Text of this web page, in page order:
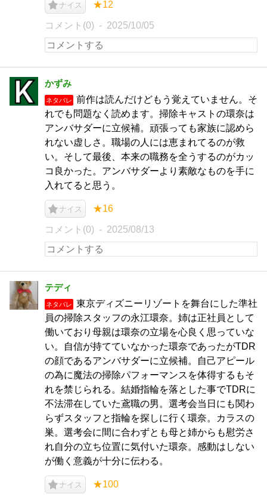
ナイス ★12
コメント(0) 2025/10/05
かずみ
ネタバレ
前作は読んだけどもう覚えていません。そ
れでも問題なく読めます。掃除キャストの環奈は
アンバサダーに立候補。頑張っても家族に認めら
れない虚しさ。職場の人には恵まれてるのが救
い。そして最後、本来の職務を全うするのがカッ
コ良かった。アンバサダーより素敵なものを手に
入れてると思う。
ナイス ★16
コメント(0) 2025/08/13
テディ
ネタバレ
東京ディズニーリゾートを舞台にした準社
員の掃除スタッフの永江環奈。姉は正社員として
働いており母親は環奈の立場を心良く思っていな
い。自信が持てていなかった環奈であったがTDR
の顔であるアンバサダーに立候補。自己アピール
の為に魔法の掃除パフォーマンスを体得するもそ
れを禁じられる。結婚指輪を落とした事でTDRに
不法滞在していた鳶職の男。選考会当日にも関わ
らずスタッフと指輪を探しに行く環奈。カラスの
巣。選考会に間に合わずとも母と姉からも慰労さ
れ自分の立ち位置に気付いた環奈。感動はしない
が働く意義が十分に伝わる。
ナイス ★100